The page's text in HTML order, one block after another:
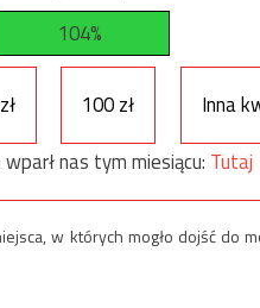
104%
100 zł
Inna
nas tym miesiącu: Tutaj
w których mogło dojść do